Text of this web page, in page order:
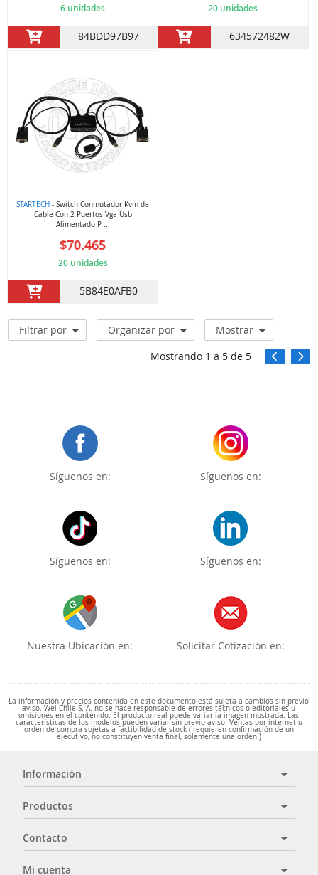
6 unidades
84BDD97B97
20 unidades
634572482W
STARTECH - Switch Conmutador Kvm de
Cable Con 2 Puertos Vga Usb
Alimentado P ...
$70.465
20 unidades
5B84E0AFB0
Filtrar por Organizar por
Mostrar
Mostrando 1 a 5de 5
Síguenos en: Síguenos en:
Síguenos en: Síguenos en:
Nuestra Ubicación en: Solicitar Cotización en:
La información y precios contenida en este documento está sujeta a cambios sin previo
aviso. Wei Chile S. A. no se hace responsable de errores técnicos o editoriales u
omisiones en el contenido. El producto real puede variar la imagen mostrada. Las
características de los modelos pueden variar sin previo aviso. Ventas por internet u
orden de compra sujetas a factibilidad de stock ( requieren confirmación de un
ejecutivo, no constituyen venta final, solamente una orden )
Información
Productos
Contacto
Mi cuenta